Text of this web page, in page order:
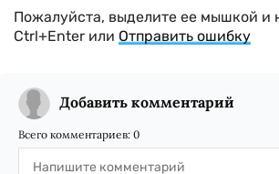
Пожалуйста, выделите ее мышкой и
Ctrl+Enter или Отправить ошибку
Добавить комментарий
Всего комментариев: 0